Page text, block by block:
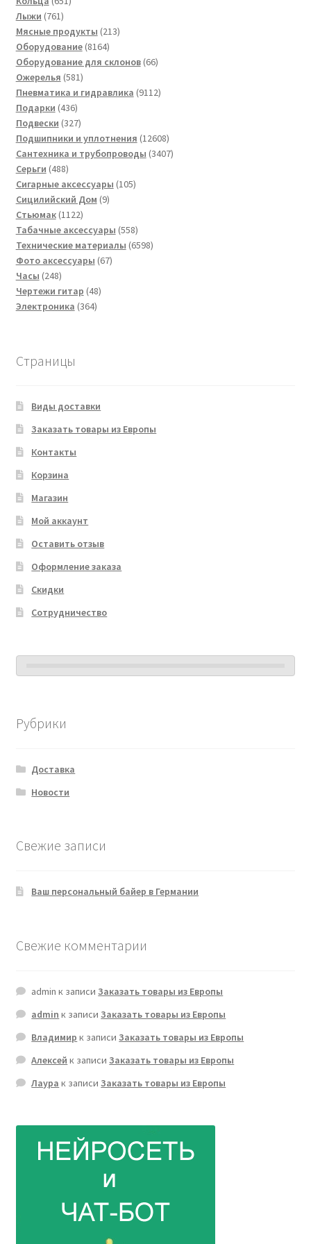
Лыжи 761761
товар
Мясные продукты 213213
Оборудование 81648164
товара
Оборудование для склонов 6666
Ожерелья 581581
товар
Пневматика и гидравлика 91129112
Подарки 436436
товаров
Подвески 327327
товаров
Подшипники и уплотнения 1260812608
товаров
Сантехника и трубопроводы 34073407
Серьги 488488
товаров
Сигарные аксессуары 105105
Сицилийский Дом 99
Стьюмак 11221122
товара
Табачные аксессуары 558558
товаров
Технические материалы 65986598
Фото аксессуары 6767
Часы 248248
товаров
Чертежи гитар 4848
Электроника 364364
Страницы
Виды доставки
Заказать товары из Европы
Контакты
Корзина
Магазин
Мой аккаунт
Оставить отзыв
Оформление заказа
Скидки
Сотрудничество
Рубрики
Доставка
Новости
Свежие записи
Ваш персональный байер в Германии
Свежие комментарии
admin к записиЗаказать товары из Европы
admin к записиЗаказать товары из Европы
Владимир к записиЗаказать товары из Европы
Алексей к записиЗаказать товары из Европы
Лаура к записиЗаказать товары из Европы